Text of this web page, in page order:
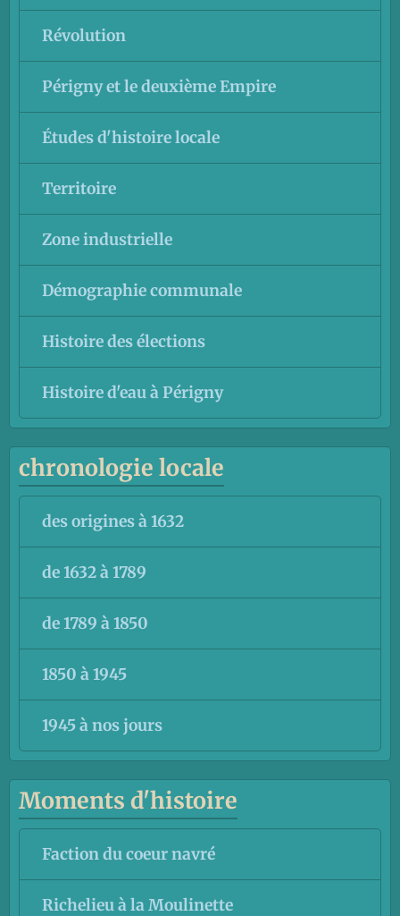
Révolution
Périgny et le deuxième Empire
Études d'histoire locale
Territoire
Zone industrielle
Démographie communale
Histoire des élections
Histoire d'eau à Périgny
chronologie locale
des origines à 1632
de 1632 à 1789
de 1789 à 1850
1850 à 1945
1945 à nos jours
Moments d'histoire
Faction du coeur navré
Richelieu à la Moulinette